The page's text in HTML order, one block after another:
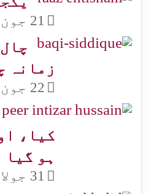
21 جون, 2020
زمانہ
22 جون, 2020
کیا،
ہو گیا
31 جولائی, 2026